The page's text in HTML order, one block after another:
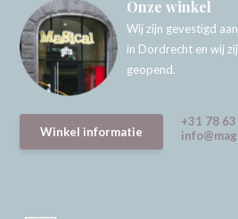
Onze winkel
Wij zijn gevestigd
in Dordrecht en wij
geopend.
Winkel informatie
+31 78